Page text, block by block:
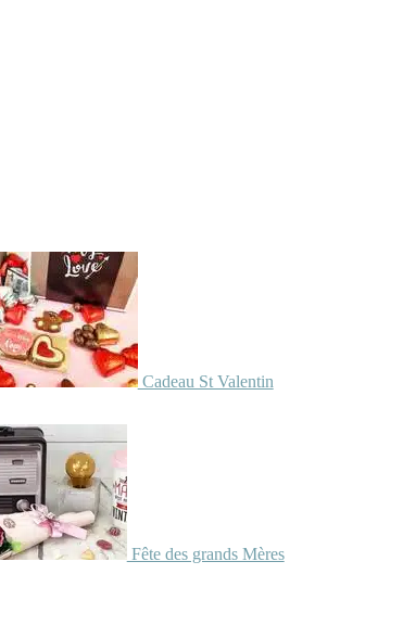
Cadeau St Valentin
Fête des grands Mères